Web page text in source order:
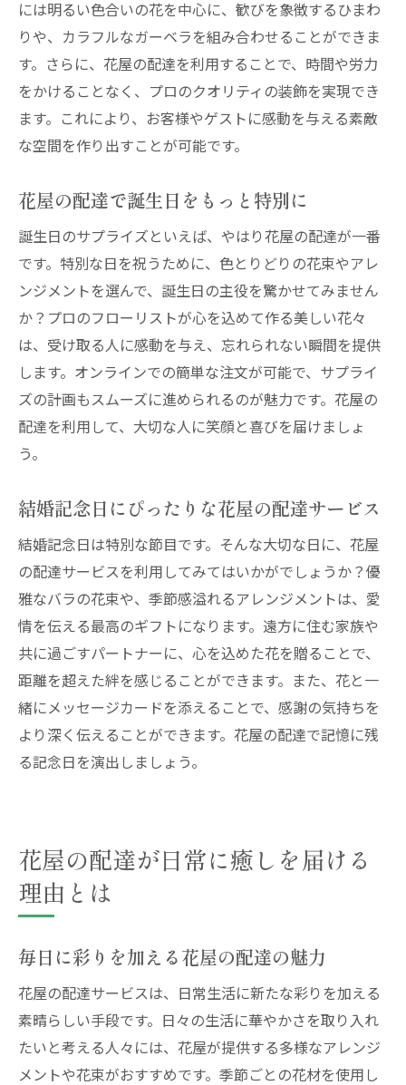
時間がない人にぴったり！花屋の配達サー
ビス
花屋の配達で毎日を華やかに彩る方法
ライフスタイルに合わせた花屋の配達の選
び方
花屋の配達サービスで日常に余裕を生む
花屋の配達を活用したライフスタイルの提
案
効率的に花を楽しむ！花屋の配達の新しい
形
特別なリクエストにも応える花屋の配達とは
オーダーメイド！花屋の配達で個別対応
花屋の配達が実現する特別なアレンジメン
ト
独自の要望に応える花屋の配達の魅力
案
花屋の配達が叶える特別なリクエストの実
例
花屋の配達で心に小さな花を咲かせる方法
毎日の暮らしに笑顔を！花屋の配達の秘訣
花屋の配達で心を豊かにする日常の工夫
小さな花がもたらす大きな喜びを花屋の配
達で
花屋の配達が彩る心の中の花園
には明るい色合いの花を中心に、歓びを象徴するひまわ
りや、カラフルなガーベラを組み合わせることができま
す。さらに、花屋の配達を利用することで、時間や労力
をかけることなく、プロのクオリティの装飾を実現でき
ます。これにより、お客様やゲストに感動を与える素敵
な空間を作り出すことが可能です。
花屋の配達で誕生日をもっと特別に
誕生日のサプライズといえば、やはり花屋の配達が一番
です。特別な日を祝うために、色とりどりの花束やアレ
ンジメントを選んで、誕生日の主役を驚かせてみません
か？プロのフローリストが心を込めて作る美しい花々
は、受け取る人に感動を与え、忘れられない瞬間を提供
します。オンラインでの簡単な注文が可能で、サプライ
ズの計画もスムーズに進められるのが魅力です。花屋の
配達を利用して、大切な人に笑顔と喜びを届けましょ
う。
結婚記念日にぴったりな花屋の配達サービス
結婚記念日は特別な節目です。そんな大切な日に、花屋
の配達サービスを利用してみてはいかがでしょうか？優
雅なバラの花束や、季節感溢れるアレンジメントは、愛
情を伝える最高のギフトになります。遠方に住む家族や
共に過ごすパートナーに、心を込めた花を贈ることで、
距離を超えた絆を感じることができます。また、花と一
緒にメッセージカードを添えることで、感謝の気持ちを
より深く伝えることができます。花屋の配達で記憶に残
る記念日を演出しましょう。
花屋の配達が日常に癒しを届ける
理由とは
毎日に彩りを加える花屋の配達の魅力
花屋の配達サービスは、日常生活に新たな彩りを加える
素晴らしい手段です。日々の生活に華やかさを取り入れ
たいと考える人々には、花屋が提供する多様なアレンジ
メントや花束がおすすめです。季節ごとの花材を使用し